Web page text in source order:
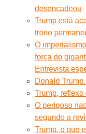
desencadeou
Trump está
trono
O
força do
Entrevista
Donald
Trump,
O perigoso
segundo a
Trump, o que